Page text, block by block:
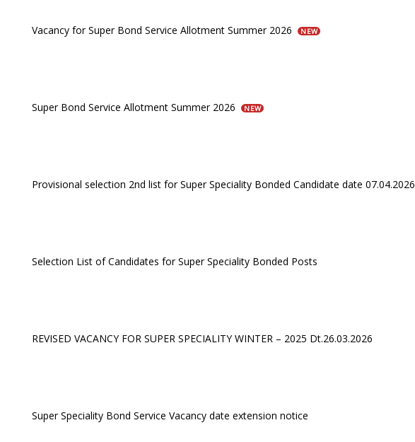
Vacancy for Super Bond Service Allotment Summer 2026 NEW
Super Bond Service Allotment Summer 2026 NEW
Provisional selection 2nd list for Super Speciality Bonded Candidate date 07.04.2026
Selection List of Candidates for Super Speciality Bonded Posts
REVISED VACANCY FOR SUPER SPECIALITY WINTER – 2025 Dt.26.03.2026
Super Speciality Bond Service Vacancy date extension notice